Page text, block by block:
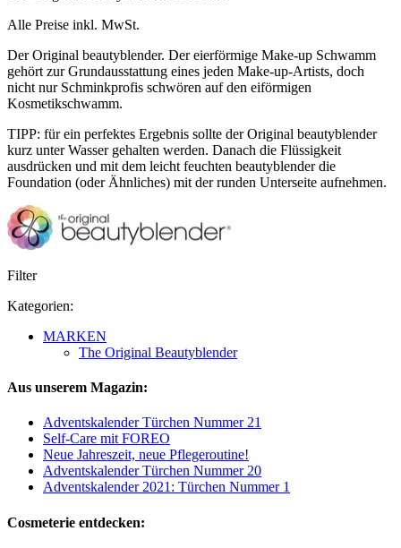
Alle Preise inkl. MwSt.
Der Original beautyblender. Der eierförmige Make-up Schwamm
gehört zur Grundausstattung eines jeden Make-up-Artists, doch
nicht nur Schminkprofis schwören auf den eiförmigen
Kosmetikschwamm.
TIPP: für ein perfektes Ergebnis sollte der Original beautyblender
kurz unter Wasser gehalten werden. Danach die Flüssigkeit
ausdrücken und mit dem leicht feuchten beautyblender die
Foundation (oder Ähnliches) mit der runden Unterseite aufnehmen.
Filter
Kategorien:
MARKEN
The Original Beautyblender
Aus unserem Magazin:
Adventskalender Türchen Nummer 21
Self-Care mit FOREO
Neue Jahreszeit, neue Pflegeroutine!
Adventskalender Türchen Nummer 20
Adventskalender 2021: Türchen Nummer 1
Cosmeterie entdecken: